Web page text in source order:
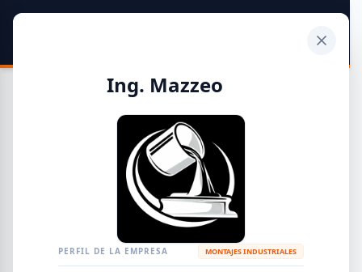
Guía de Empresas Metalúrgicas y Siderúrgicas
METALÚRGICAS
Ing. Mazzeo
PERFIL DE LA EMPRESA MONTAJES INDUSTRIALES